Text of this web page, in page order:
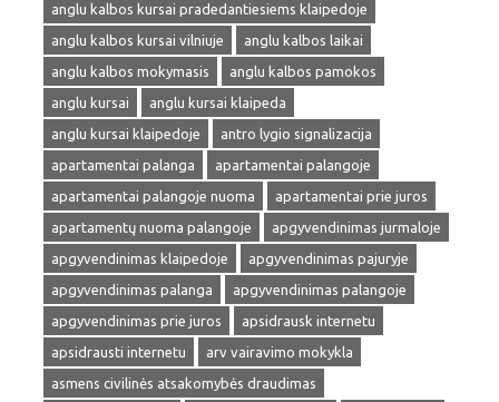
anglu kalbos kursai pradedantiesiems klaipedoje
anglu kalbos kursai vilniuje
anglu kalbos laikai
anglu kalbos mokymasis
anglu kalbos pamokos
anglu kursai
anglu kursai klaipeda
anglu kursai klaipedoje
antro lygio signalizacija
apartamentai palanga
apartamentai palangoje
apartamentai palangoje nuoma
apartamentai prie juros
apartamentų nuoma palangoje
apgyvendinimas jurmaloje
apgyvendinimas klaipedoje
apgyvendinimas pajuryje
apgyvendinimas palanga
apgyvendinimas palangoje
apgyvendinimas prie juros
apsidrausk internetu
apsidrausti internetu
arv vairavimo mokykla
asmens civilinės atsakomybės draudimas